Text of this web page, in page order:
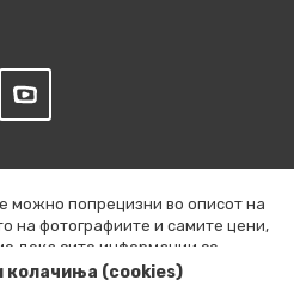
можно попрецизни во описот на
на фотографиите и самите цени,
дека сите информации се
артикли прикажани на сајтот се
колачиња (cookies)